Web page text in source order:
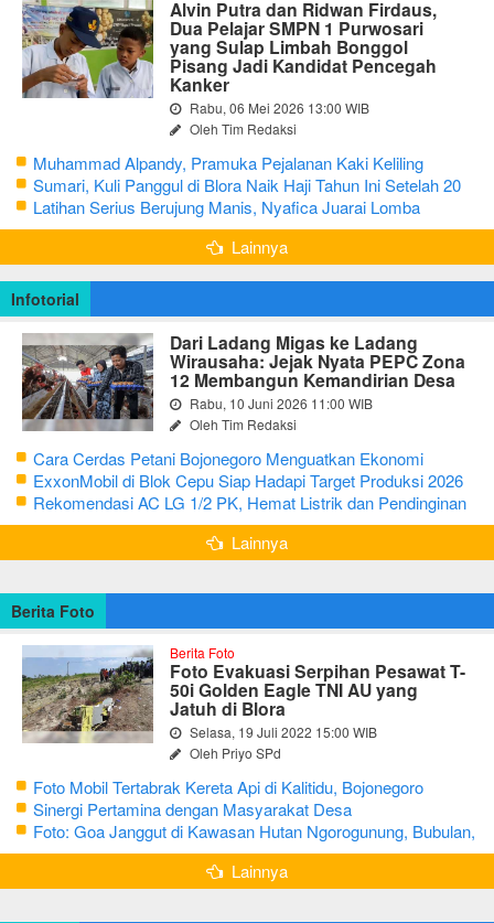
Alvin Putra dan Ridwan Firdaus,
Dua Pelajar SMPN 1 Purwosari
yang Sulap Limbah Bonggol
Pisang Jadi Kandidat Pencegah
Kanker
Rabu, 06 Mei 2026 13:00 WIB
Oleh Tim Redaksi
Muhammad Alpandy, Pramuka Pejalanan Kaki Keliling
Nusantara dengan Misi Literasi Budaya
Sumari, Kuli Panggul di Blora Naik Haji Tahun Ini Setelah 20
Tahun Sisihkan Uang Receh
Latihan Serius Berujung Manis, Nyafica Juarai Lomba
Bertutur tentang Nilai Hidup Orang Samin
Lainnya
Infotorial
Dari Ladang Migas ke Ladang
Wirausaha: Jejak Nyata PEPC Zona
12 Membangun Kemandirian Desa
Rabu, 10 Juni 2026 11:00 WIB
Oleh Tim Redaksi
Cara Cerdas Petani Bojonegoro Menguatkan Ekonomi
Keluarga
ExxonMobil di Blok Cepu Siap Hadapi Target Produksi 2026
Rekomendasi AC LG 1/2 PK, Hemat Listrik dan Pendinginan
Maksimal
Lainnya
Berita Foto
Berita Foto
Foto Evakuasi Serpihan Pesawat T-
50i Golden Eagle TNI AU yang
Jatuh di Blora
Selasa, 19 Juli 2022 15:00 WIB
Oleh Priyo SPd
Foto Mobil Tertabrak Kereta Api di Kalitidu, Bojonegoro
Sinergi Pertamina dengan Masyarakat Desa
Foto: Goa Janggut di Kawasan Hutan Ngorogunung, Bubulan,
Bojonegoro
Lainnya